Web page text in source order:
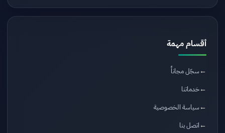
أقسام مهمة
سجّل مجاناً
خدماتنا
سياسة الخصوصية
اتصل بنا